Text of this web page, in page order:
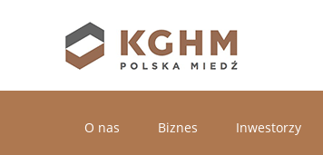
O nas Biznes Inwestorzy